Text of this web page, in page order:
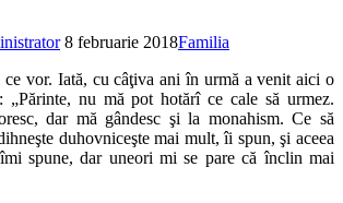
8 februarie 2018Familia
vor. Iată, cu câţiva ani în urmă a venit aici o
„Părinte, nu mă pot hotărî ce cale să urmez.
dar mă gândesc şi la monahism. Ce să
duhovniceşte mai mult, îi spun, şi aceea
spune, dar uneori mi se pare că înclin mai